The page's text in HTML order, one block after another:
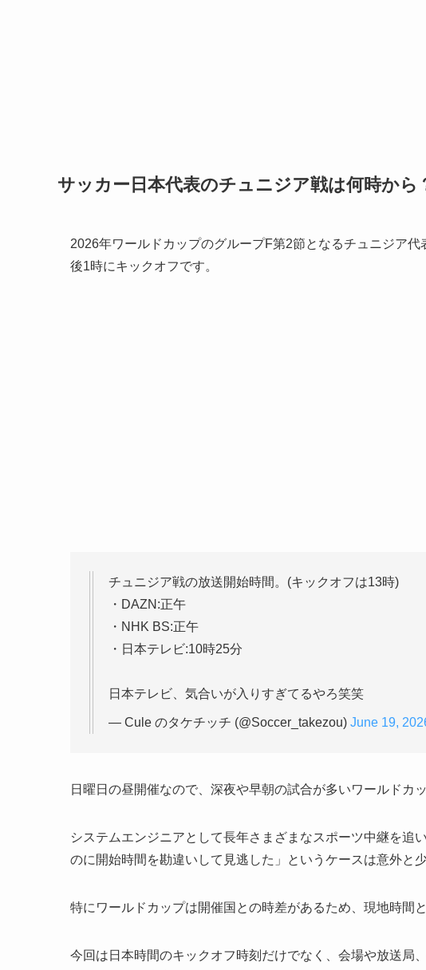
サッカー日本代表のチュニジア戦は何時から
2026年ワールドカップのグループF第2節となるチュニジア
後1時にキックオフです。
チュニジア戦の放送開始時間。(キックオフは13時)
・DAZN:正午
・NHK BS:正午
・日本テレビ:10時25分
日本テレビ、気合いが入りすぎてるやろ笑笑
— Cule のタケチッチ (@Soccer_takezou) June 19,
日曜日の昼開催なので、深夜や早朝の試合が多いワールドカ
システムエンジニアとして長年さまざまなスポーツ中継を追
のに開始時間を勘違いして見逃した」というケースは意外と
特にワールドカップは開催国との時差があるため、現地時間
今回は日本時間のキックオフ時刻だけでなく、会場や放送局